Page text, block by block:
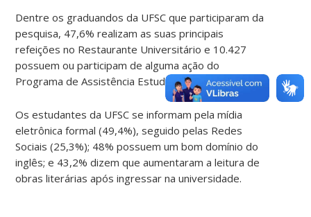
Dentre os graduandos da UFSC que participaram da
pesquisa, 47,6% realizam as suas principais
refeições no Restaurante Universitário e 10.427
possuem ou participam de alguma ação do
Programa de Assistência Estudantil.
Os estudantes da UFSC se informam pela mídia
eletrônica formal (49,4%), seguido pelas Redes
Sociais (25,3%); 48% possuem um bom domínio do
inglês; e 43,2% dizem que aumentaram a leitura de
obras literárias após ingressar na universidade.